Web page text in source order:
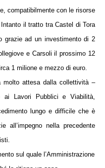
e, compatibilmente con le risorse
il tratto tra Castel di Tora
grazie ad un investimento di 2
e Carsoli il prossimo 12
1 milione e mezzo di euro.
molto attesa dalla collettività –
ai Lavori Pubblici e Viabilità,
lungo e difficile che è
all’impegno nella precedente
sul quale l’Amministrazione